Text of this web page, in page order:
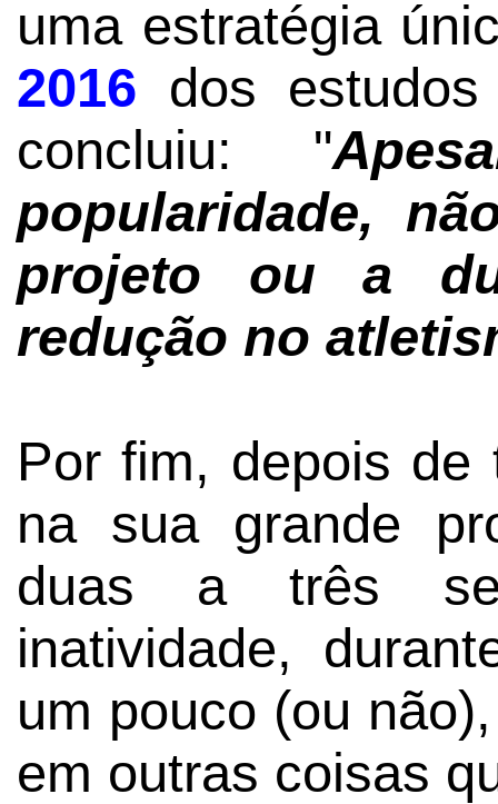
uma estratégia
2016 dos
concluiu: "
popularidade,
projeto ou a
redução no
Por fim, depois de
na sua grande
duas a três
inatividade,
um pouco (ou
em outras coisas